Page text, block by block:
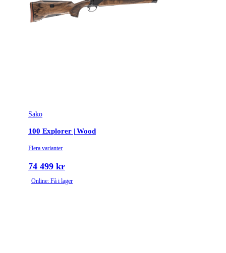
Sako
100 Explorer | Wood
Flera varianter
74 499 kr
Online: Få i lager